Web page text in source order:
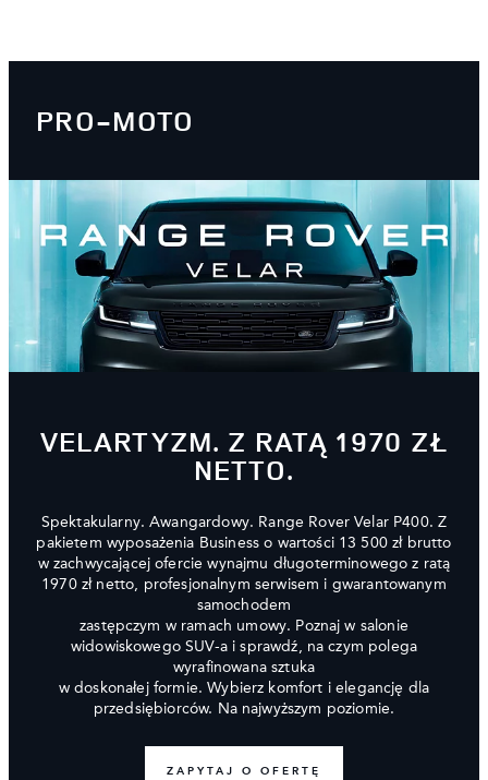
PRO-MOTO
VELARTYZM. Z RATĄ 1970 ZŁ
NETTO.
Spektakularny. Awangardowy. Range Rover Velar P400. Z
pakietem wyposażenia Business o wartości 13 500 zł brutto
w zachwycającej ofercie wynajmu długoterminowego z ratą
1970 zł netto, profesjonalnym serwisem i gwarantowanym
samochodem
zastępczym w ramach umowy. Poznaj w salonie
widowiskowego SUV-a i sprawdź, na czym polega
wyrafinowana sztuka
w doskonałej formie. Wybierz komfort i elegancję dla
przedsiębiorców. Na najwyższym poziomie.
ZAPYTAJ O OFERTĘ